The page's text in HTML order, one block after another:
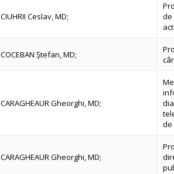
CIUHRII Ceslav, MD;
de
COCEBAN Ştefan, MD;
CARAGHEAUR Gheorghi, MD;
de
CARAGHEAUR Gheorghi, MD;